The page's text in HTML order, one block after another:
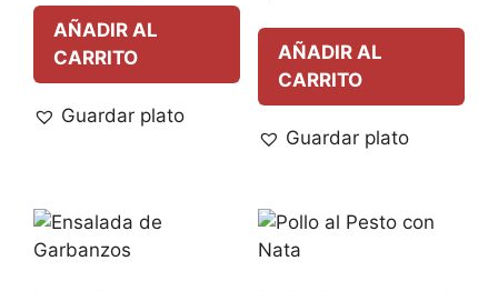
AÑADIR AL
CARRITO
Guardar plato
AÑADIR AL
CARRITO
Guardar plato